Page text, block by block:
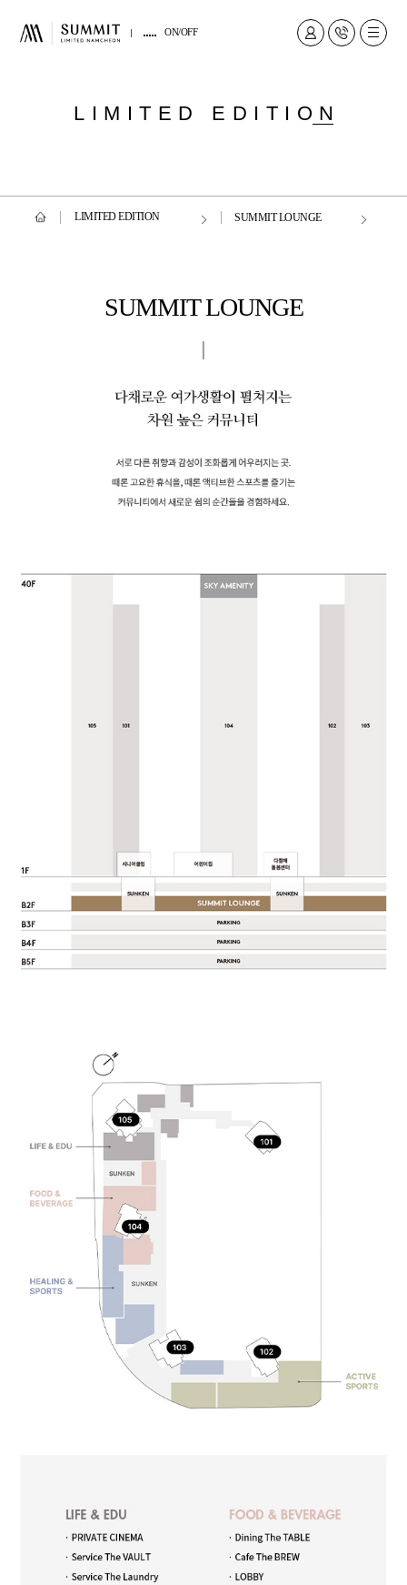
ON/OFF
LIMITED EDITIO N
LIMITED EDITION SUMMIT LOUNGE
SUMMIT LOUNGE